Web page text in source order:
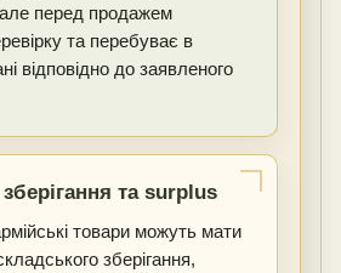
але перед продажем
та перебуває в
відповідно до заявленого
та surplus
товари можуть мати
зберігання,